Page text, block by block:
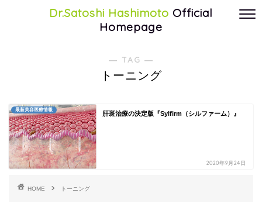
Dr.Satoshi Hashimoto Official
Homepage
― TAG ―
トーニング
最新美容医療情報
肝斑治療の決定版『Sylfirm（シルファーム）』
2020年9月24日
HOME トーニング